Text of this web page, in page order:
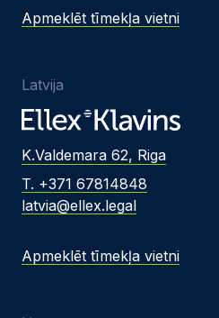
Apmeklēt tīmekļa vietni
Latvija
K.Valdemara 62, Riga
T. +371 67814848
latvia@ellex.legal
Apmeklēt tīmekļa vietni